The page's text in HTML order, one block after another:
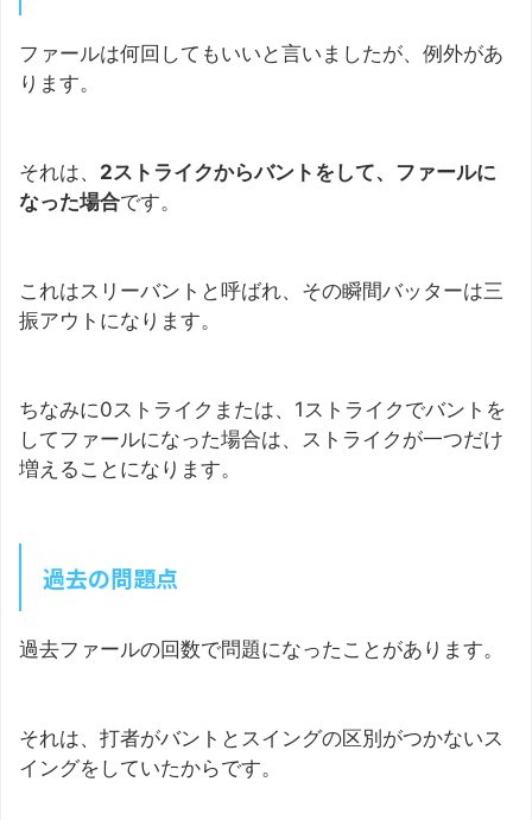
ファールは何回してもいいと言いましたが、例外があ
ります。
それは、 2ストライクからバントをして、ファールに
なった場合です。
これはスリーバントと呼ばれ、その瞬間バッターは三
振アウトになります。
ちなみに0ストライクまたは、1ストライクでバントを
してファールになった場合は、ストライクが一つだけ
増えることになります。
過去の問題点
過去ファールの回数で問題になったことがあります。
それは、打者がバントとスイングの区別がつかないス
イングをしていたからです。